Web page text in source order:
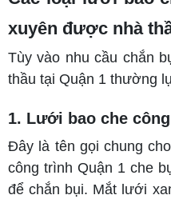
xuyên được nhà
Tùy vào nhu cầu chắn
thầu tại Quận 1 thường
1. Lưới bao che
Đây là tên gọi chung
công trình Quận 1 che
để chắn bụi. Mắt lưới